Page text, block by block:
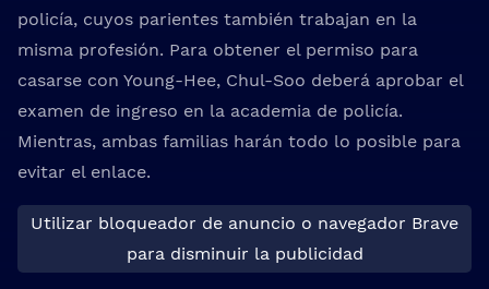
policía, cuyos parientes también trabajan en la
misma profesión. Para obtener el permiso para
casarse con Young-Hee, Chul-Soo deberá aprobar el
examen de ingreso en la academia de policía.
Mientras, ambas familias harán todo lo posible para
evitar el enlace.
Utilizar bloqueador de anuncio o navegador Brave
para disminuir la publicidad